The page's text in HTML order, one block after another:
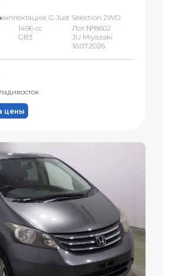
G Just Selection 2WD
1496 сс
GB3
Лот №8602
JU Miyazaki
16.07.2026
цены